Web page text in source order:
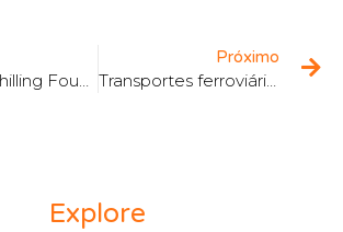
MAEIL – Shilling Founders Fund
Próximo
Transportes ferroviários e alfândegas: os principais obstáculos ao desenvolvimento do sector logístico em Portugal
Explore